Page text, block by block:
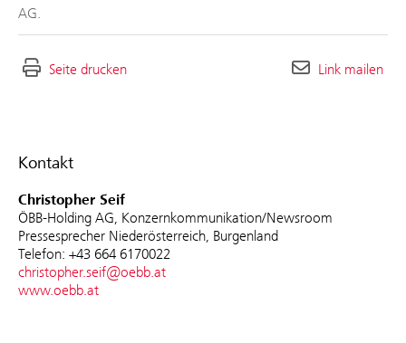
Kontakt
Christopher Seif
ÖBB-Holding AG, Konzernkommunikation/Newsroom
Pressesprecher Niederösterreich, Burgenland
Telefon: +43 664 6170022
christopher.seif@oebb.at
www.oebb.at
AG.
Seite drucken Link mailen